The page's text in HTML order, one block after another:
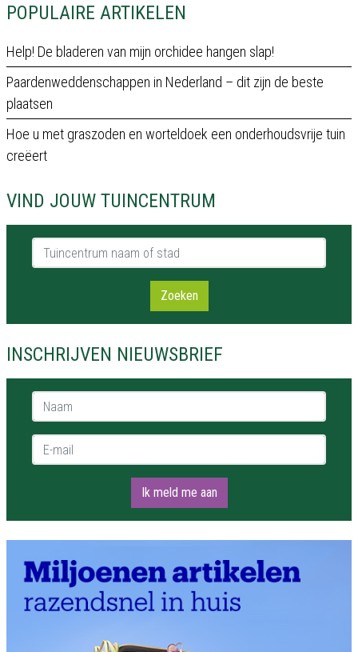
POPULAIRE ARTIKELEN
Help! De bladeren van mijn orchidee hangen slap!
Paardenweddenschappen in Nederland – dit zijn de beste
plaatsen
Hoe u met graszoden en worteldoek een onderhoudsvrije tuin
creëert
VIND JOUW TUINCENTRUM
Tuincentrum naam of stad
Zoeken
INSCHRIJVEN NIEUWSBRIEF
Naam *
E-mail *
Ik meld me aan